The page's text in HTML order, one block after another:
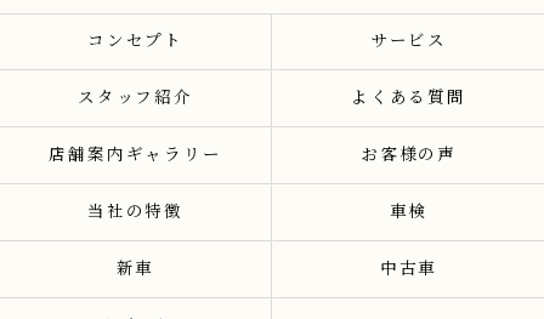
コンセプト サービス
スタッフ紹介 よくある質問
店舗案内ギャラリー お客様の声
当社の特徴 車検
新車 中古車